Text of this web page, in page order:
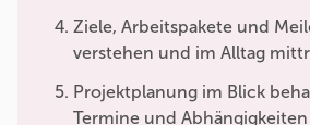
Ziele, Arbeitspakete und
verstehen und im Alltag
Projektplanung im Blick
Termine und Abhängigkeiten